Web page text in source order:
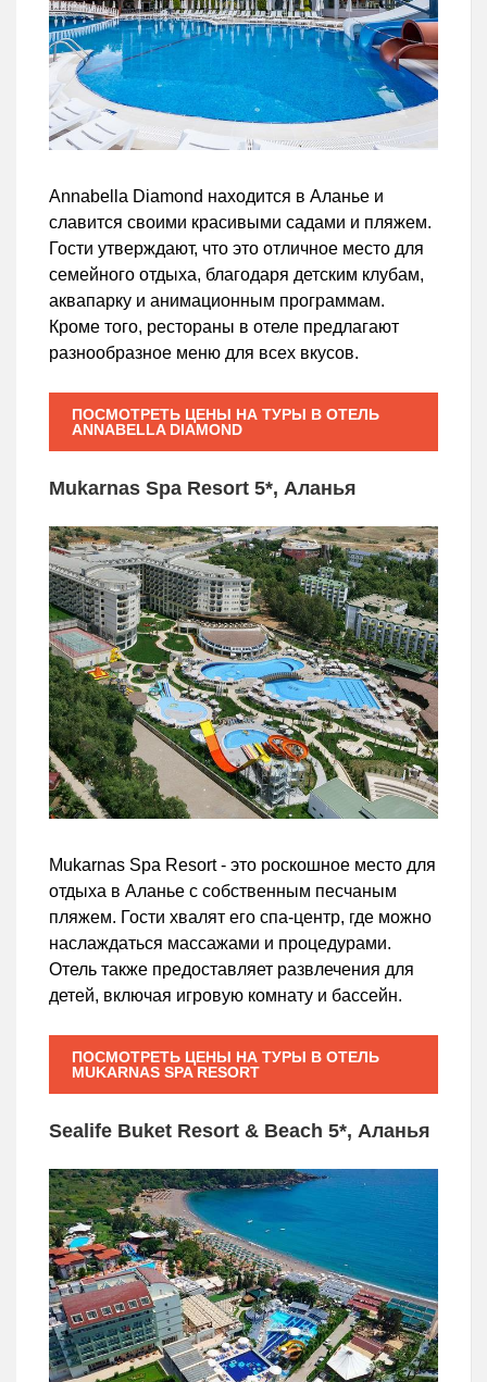
Annabella Diamond находится в Аланье и
славится своими красивыми садами и пляжем.
Гости утверждают, что это отличное место для
семейного отдыха, благодаря детским клубам,
аквапарку и анимационным программам.
Кроме того, рестораны в отеле предлагают
разнообразное меню для всех вкусов.
ПОСМОТРЕТЬ ЦЕНЫ НА ТУРЫ В ОТЕЛЬ
ANNABELLA DIAMOND
Mukarnas Spa Resort 5*, Аланья
Mukarnas Spa Resort - это роскошное место для
отдыха в Аланье с собственным песчаным
пляжем. Гости хвалят его спа-центр, где можно
наслаждаться массажами и процедурами.
Отель также предоставляет развлечения для
детей, включая игровую комнату и бассейн.
ПОСМОТРЕТЬ ЦЕНЫ НА ТУРЫ В ОТЕЛЬ
MUKARNAS SPA RESORT
Sealife Buket Resort & Beach 5*, Аланья